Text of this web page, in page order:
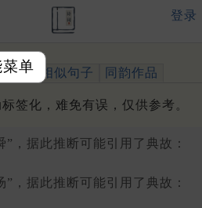
单
登录
引用 相似句子 同韵作品
签化，难免有误，仅供参考。
”，据此推断可能引用了典故：
”，据此推断可能引用了典故：